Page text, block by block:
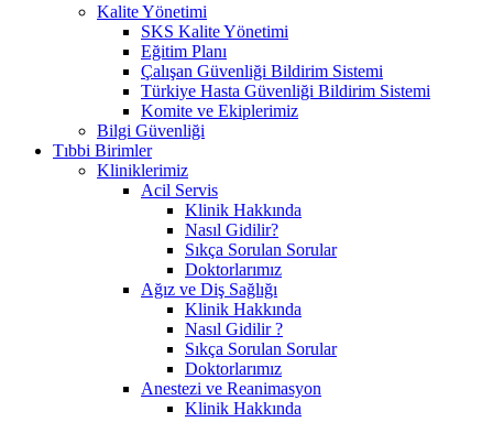
Kalite Yönetimi
SKS Kalite Yönetimi
Eğitim Planı
Çalışan Güvenliği Bildirim Sistemi
Türkiye Hasta Güvenliği Bildirim Sistemi
Komite ve Ekiplerimiz
Bilgi Güvenliği
Tıbbi Birimler
Kliniklerimiz
Acil Servis
Klinik Hakkında
Nasıl Gidilir?
Sıkça Sorulan Sorular
Doktorlarımız
Ağız ve Diş Sağlığı
Klinik Hakkında
Nasıl Gidilir ?
Sıkça Sorulan Sorular
Doktorlarımız
Anestezi ve Reanimasyon
Klinik Hakkında